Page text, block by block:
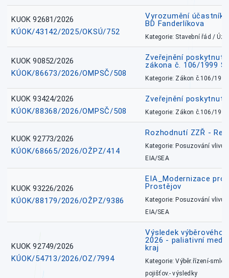
KUOK 92681/2026
KÚOK/43142/2025/OKSÚ/752
Vyrozumění
BD Fanderlíkova
Kategorie: Stavební řád /
KUOK 90852/2026
KÚOK/86673/2026/OMPSČ/508
Zveřejnění
zákona č. 106/1999
Kategorie: Zákon č.106/1999
KUOK 93424/2026
KÚOK/88368/2026/OMPSČ/508
Zveřejnění
Kategorie: Zákon č.106/1999
KUOK 92773/2026
KÚOK/68665/2026/OŽPZ/414
Rozhodnutí ZZŘ -
Kategorie: Posuzování vlivů
EIA/SEA
KUOK 93226/2026
KÚOK/88179/2026/OŽPZ/9386
EIA_Modernizace
Prostějov
Kategorie: Posuzování vlivů
EIA/SEA
KUOK 92749/2026
KÚOK/54713/2026/OZ/7994
Výsledek výběrového
2026 - paliativní
kraj
Kategorie: Výběr.řízení-
pojišťov.- výsledky